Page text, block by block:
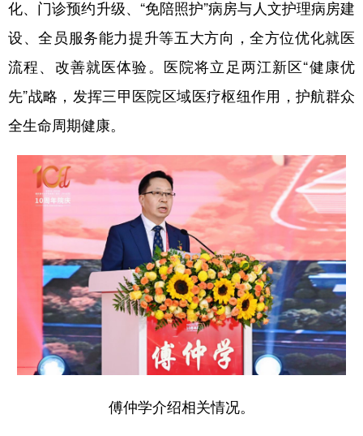
化、门诊预约升级、“免陪照护”病房与人文护理病房建
设、全员服务能力提升等五大方向，全方位优化就医
流程、改善就医体验。医院将立足两江新区“健康优
先”战略，发挥三甲医院区域医疗枢纽作用，护航群众
全生命周期健康。
傅仲学介绍相关情况。